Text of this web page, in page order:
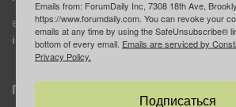
E-mail редакции:
info@forumdaily.com
Подписка
Emails from: ForumDaily Inc, 7308 18th Ave,
https://www.forumdaily.com. You can revoke your
emails at any time by using the SafeUnsubscribe®
bottom of every email. Emails are serviced by
Privacy Policy.
Подписаться